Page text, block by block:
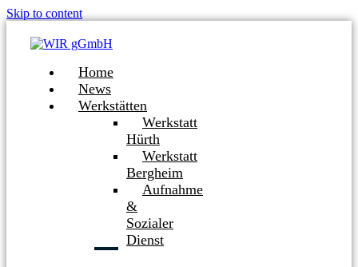
Skip to content
Home
News
Werkstätten
Werkstatt
Hürth
Werkstatt
Bergheim
Aufnahme
&
Sozialer
Dienst